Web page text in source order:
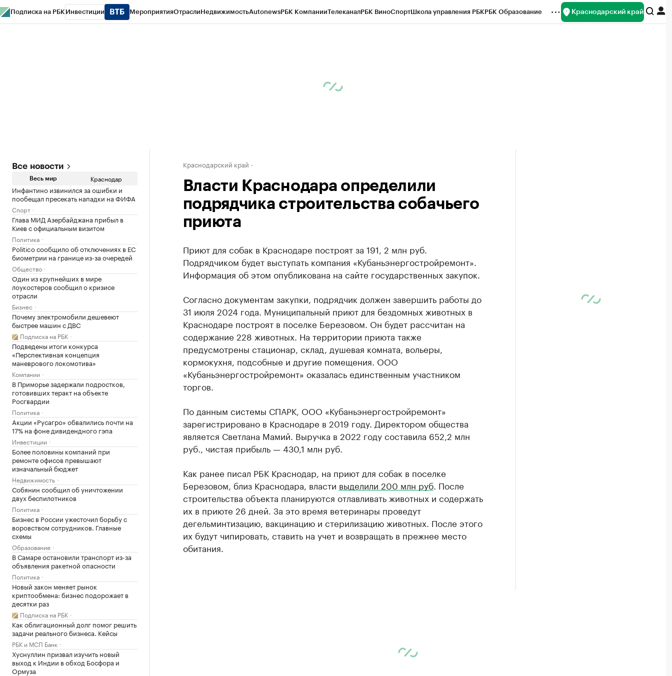
Подписка на РБК Инвестиции МероприятияОтраслиНедвижимостьAutonewsРБК КомпанииТелеканалРБК ВиноСпортШкола управления РБКРБК Образование Краснодарский край
Все новости
Весь мир Краснодар
Инфантино извинился за ошибки и
пообещал пресекать нападки на ФИФА
Спорт
Глава МИД Азербайджана прибыл в
Киев с официальным визитом
Политика
Politico сообщило об отключениях в ЕС
биометрии на границе из-за очередей
Общество
Один из крупнейших в мире
лоукостеров сообщил о кризисе
отрасли
Бизнес
Почему электромобили дешевеют
быстрее машин с ДВС
Подписка на РБК
Подведены итоги конкурса
«Перспективная концепция
маневрового локомотива»
Компании
В Приморье задержали подростков,
готовивших теракт на объекте
Росгвардии
Политика
Акции «Русагро» обвалились почти на
17% на фоне дивидендного гэпа
Инвестиции
Более половины компаний при
ремонте офисов превышают
изначальный бюджет
Недвижимость
Собянин сообщил об уничтожении
двух беспилотников
Политика
Бизнес в России ужесточил борьбу с
воровством сотрудников. Главные
схемы
Образование
В Самаре остановили транспорт из-за
объявления ракетной опасности
Политика
Новый закон меняет рынок
криптообмена: бизнес подорожает в
десятки раз
Подписка на РБК
Как облигационный долг помог решить
задачи реального бизнеса. Кейсы
РБК и МСП Банк
Хуснуллин призвал изучить новый
выход к Индии в обход Босфора и
Ормуза
Краснодарский край
Власти Краснодара определили
подрядчика строительства собачьего
приюта
Приют для собак в Краснодаре построят за 191, 2 млн руб.
Подрядчиком будет выступать компания «Кубаньэнергостройремонт».
Информация об этом опубликована на сайте государственных закупок.
Согласно документам закупки, подрядчик должен завершить работы до
31 июля 2024 года. Муниципальный приют для бездомных животных в
Краснодаре построят в поселке Березовом. Он будет рассчитан на
содержание 228 животных. На территории приюта также
предусмотрены стационар, склад, душевая комната, вольеры,
кормокухня, подсобные и другие помещения. ООО
«Кубаньэнергостройремонт» оказалась единственным участником
торгов.
По данным системы СПАРК, ООО «Кубаньэнергостройремонт»
зарегистрировано в Краснодаре в 2019 году. Директором общества
является Светлана Мамий. Выручка в 2022 году составила 652,2 млн
руб., чистая прибыль — 430,1 млн руб.
Как ранее писал РБК Краснодар, на приют для собак в поселке
Березовом, близ Краснодара, власти выделили 200 млн руб. После
строительства объекта планируются отлавливать животных и содержать
их в приюте 26 дней. За это время ветеринары проведут
дегельминтизацию, вакцинацию и стерилизацию животных. После этого
их будут чипировать, ставить на учет и возвращать в прежнее место
обитания.